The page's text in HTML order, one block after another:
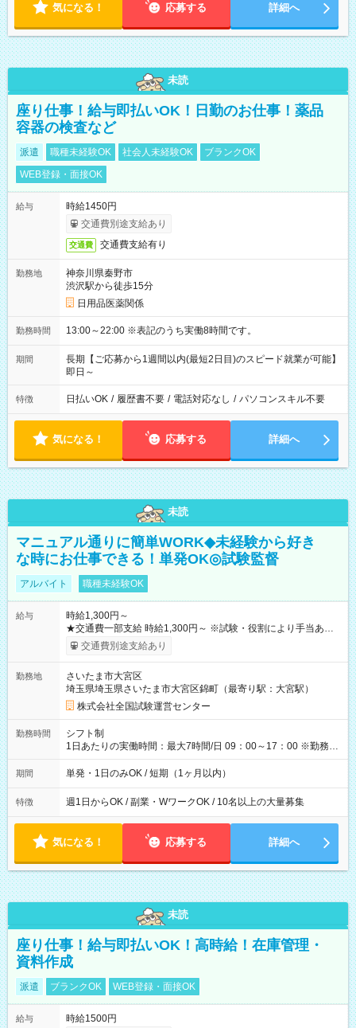
気になる！ 応募する 詳細へ
未読
座り仕事！給与即払いOK！日勤のお仕事！薬品
容器の検査など
派遣 職種未経験OK 社会人未経験OK
ブランクOK
WEB登録・面接OK
給与
時給1450円
交通費別途支給あり
交通費 交通費支給有り
勤務地
神奈川県秦野市
渋沢駅から徒歩15分
日用品医薬関係
勤務時間 13:00～22:00 ※表記のうち実働8時間です。
期間
長期【ご応募から1週間以内(最短2日目)のスピード就業が可能】
即日～
特徴 日払いOK / 履歴書不要 / 電話対応なし / パソコンスキル不要
気になる！ 応募する 詳細へ
未読
マニュアル通りに簡単WORK◆未経験から好き
な時にお仕事できる！単発OK◎試験監督
アルバイト 職種未経験OK
給与
時給1,300円～
★交通費一部支給 時給1,300円～ ※試験・役割により手当あり
※勤務回数により昇給あり 【即給（前払い）オプションあ
り！】 希望される場合、勤務から1週間ほどで給与の一部を受け
例】 ・河合塾模擬試験 8:30～17:30（休憩1時間） 時給1,300円
×8時間＝日収10,400円＋交通費 ※当日の役割により時給＋100
円の場合あり ・国家試験 7:00～13:30（休憩なし） 時給1,300
円（役割手当＋100円）×6時間＝日収8,400円＋交通費 【試用期
間】試用期間なし
交通費別途支給あり
勤務地
さいたま市大宮区
埼玉県埼玉県さいたま市大宮区錦町（最寄り駅：大宮駅）
株式会社全国試験運営センター
勤務時間
シフト制
1日あたりの実働時間：最大7時間/日 09：00～17：00 ※勤務時
間は 試験により異なります。
期間 単発・1日のみOK / 短期（1ヶ月以内）
特徴 週1日からOK / 副業・WワークOK / 10名以上の大量募集
気になる！ 応募する 詳細へ
未読
座り仕事！給与即払いOK！高時給！在庫管理・
資料作成
派遣 ブランクOK WEB登録・面接OK
給与
時給1500円